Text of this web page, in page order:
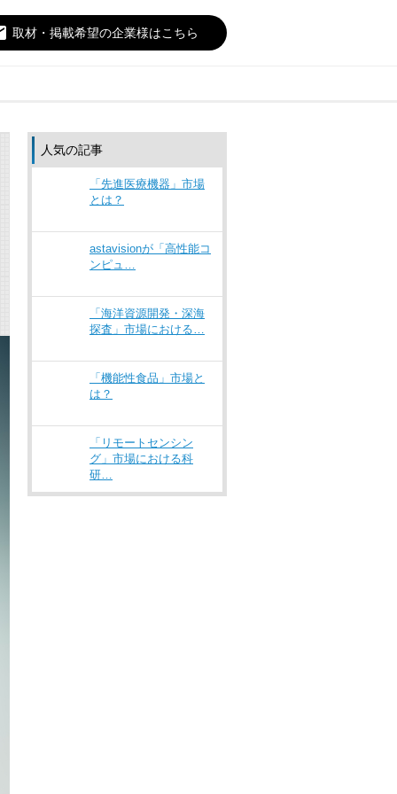
取材・掲載希望の企業様はこちら
人気の記事
「先進医療機器」市場
とは？
astavisionが「高性能コ
ンピュ…
「海洋資源開発・深海
探査」市場における…
「機能性食品」市場と
は？
「リモートセンシン
グ」市場における科
研…